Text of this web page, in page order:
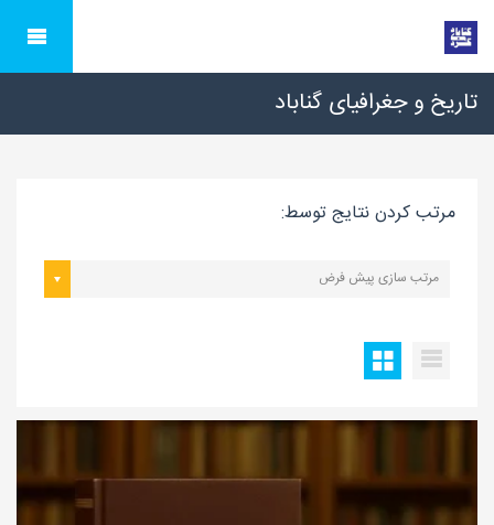
تاریخ و جغرافیای گناباد
مرتب کردن نتایج توسط:
مرتب سازی پیش فرض